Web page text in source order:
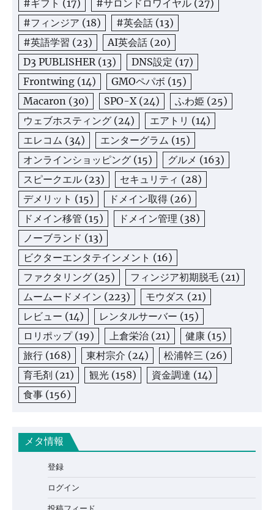
#ギフト (17) #サロンドロワイヤル (27)
#フィンジア (18) #英会話 (13)
#英語学習 (23) AI英会話 (20)
D3 PUBLISHER(13) DNS設定 (17)
Frontwing (14) GMOペパボ (15)
Macaron (30) SPO-X(24) ふわ姫 (25)
ウェブホスティング (24) エアトリ (14)
エレコム (34) エンターグラム (15)
オンラインショッピング (15) グルメ (163)
スピークエル (23) セキュリティ (28)
デメリット (15) ドメイン取得 (26)
ドメイン移管 (15) ドメイン管理 (38)
ノーブランド (13)
ビクターエンタテインメント (16)
ファクタリング (25) フィンジア初期脱毛 (21)
ムームードメイン (223) モウダス (21)
レビュー (14) レンタルサーバー (15)
ロリポップ(19) 上倉栄治 (21) 健康 (15)
旅行 (168) 東村宗介 (24) 松浦幹三 (26)
育毛剤 (21) 観光 (158) 資金調達 (14)
食事 (156)
メタ情報
登録
ログイン